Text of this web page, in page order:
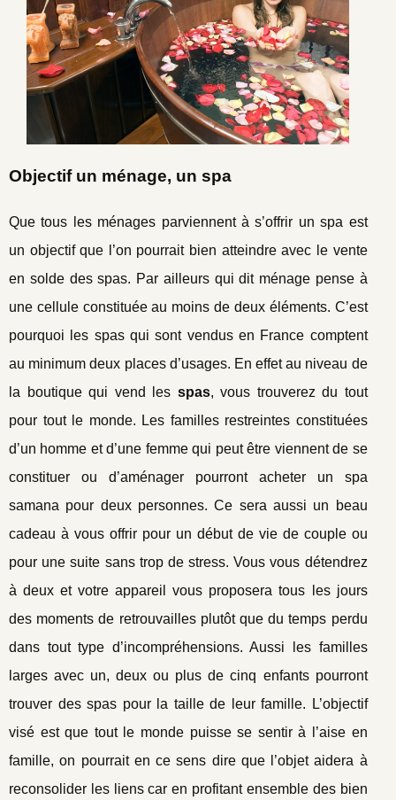
Objectif un ménage, un spa
Que tous les ménages parviennent à s’offrir un spa est
un objectif que l’on pourrait bien atteindre avec le vente
en solde des spas. Par ailleurs qui dit ménage pense à
une cellule constituée au moins de deux éléments. C’est
pourquoi les spas qui sont vendus en France comptent
au minimum deux places d’usages. En effet au niveau de
la boutique qui vend les spas, vous trouverez du tout
pour tout le monde. Les familles restreintes constituées
d’un homme et d’une femme qui peut être viennent de se
constituer ou d’aménager pourront acheter un spa
samana pour deux personnes. Ce sera aussi un beau
cadeau à vous offrir pour un début de vie de couple ou
pour une suite sans trop de stress. Vous vous détendrez
à deux et votre appareil vous proposera tous les jours
des moments de retrouvailles plutôt que du temps perdu
dans tout type d’incompréhensions. Aussi les familles
larges avec un, deux ou plus de cinq enfants pourront
trouver des spas pour la taille de leur famille. L’objectif
visé est que tout le monde puisse se sentir à l’aise en
famille, on pourrait en ce sens dire que l’objet aidera à
reconsolider les liens car en profitant ensemble des bien